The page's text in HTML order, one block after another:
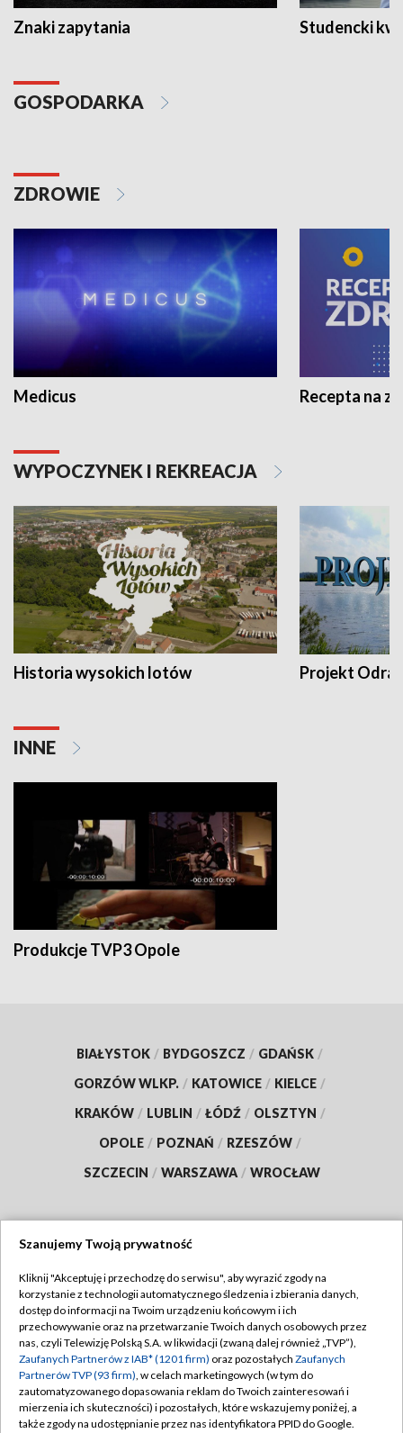
Znaki zapytania Studencki
GOSPODARKA
ZDROWIE
Medicus Recepta na
WYPOCZYNEK I REKREACJA
Historia wysokich lotów Projekt Odra
INNE
Produkcje TVP3 Opole
BIAŁYSTOK / BYDGOSZCZ / GDAŃSK /
GORZÓW WLKP. / KATOWICE / KIELCE /
KRAKÓW / LUBLIN / ŁÓDŹ / OLSZTYN /
OPOLE / POZNAŃ / RZESZÓW /
SZCZECIN / WARSZAWA / WROCŁAW
TVP
Abonament TVP
Emisja w TVP
Centrum informacji TVP
Naziemna Telewizja Cyfrowa
Regulamin TVP
Polityka prywatności
Moje zgody
Pomoc
Szanujemy Twoją prywatność
Kliknij "Akceptuję i przechodzę do serwisu", aby wyrazić zgody na
korzystanie z technologii automatycznego śledzenia i zbierania danych,
dostęp do informacji na Twoim urządzeniu końcowym i ich
przechowywanie oraz na przetwarzanie Twoich danych osobowych przez
nas, czyli Telewizję Polską S.A. w likwidacji (zwaną dalej również „TVP”),
Zaufanych Partnerów z IAB* (1201 firm) oraz pozostałych Zaufanych
Partnerów TVP (93 firm), w celach marketingowych (w tym do
zautomatyzowanego dopasowania reklam do Twoich zainteresowań i
mierzenia ich skuteczności) i pozostałych, które wskazujemy poniżej, a
także zgody na udostępnianie przez nas identyfikatora PPID do Google.